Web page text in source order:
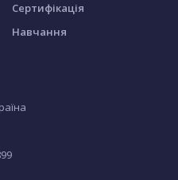
Сертифікація
Навчання